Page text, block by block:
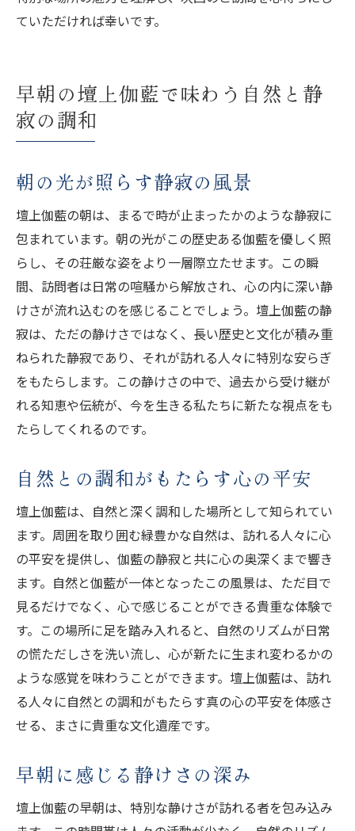
ていただければ幸いです。
早朝の壇上伽藍で味わう自然と静
寂の調和
朝の光が照らす静寂の風景
壇上伽藍の朝は、まるで時が止まったかのような静寂に
包まれています。朝の光がこの歴史ある伽藍を優しく照
らし、その荘厳な姿をより一層際立たせます。この瞬
間、訪問者は日常の喧騒から解放され、心の内に深い静
けさが流れ込むのを感じることでしょう。壇上伽藍の静
寂は、ただの静けさではなく、長い歴史と文化が積み重
ねられた静寂であり、それが訪れる人々に特別な安らぎ
をもたらします。この静けさの中で、過去から受け継が
れる知恵や伝統が、今を生きる私たちに新たな視点をも
たらしてくれるのです。
自然との調和がもたらす心の平安
壇上伽藍は、自然と深く調和した場所として知られてい
ます。周囲を取り囲む緑豊かな自然は、訪れる人々に心
の平安を提供し、伽藍の静寂と共に心の奥深くまで響き
ます。自然と伽藍が一体となったこの風景は、ただ目で
見るだけでなく、心で感じることができる貴重な体験で
す。この場所に足を踏み入れると、自然のリズムが日常
の慌ただしさを洗い流し、心が新たに生まれ変わるかの
ような感覚を味わうことができます。壇上伽藍は、訪れ
る人々に自然との調和がもたらす真の心の平安を体感さ
せる、まさに貴重な文化遺産です。
早朝に感じる静けさの深み
壇上伽藍の早朝は、特別な静けさが訪れる者を包み込み